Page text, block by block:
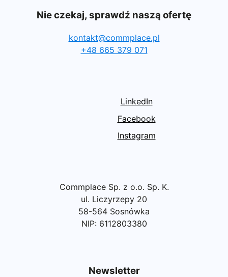
Nie czekaj, sprawdź naszą ofertę
kontakt@commplace.pl
+48 665 379 071
LinkedIn
Facebook
Instagram
Commplace Sp. z o.o. Sp. K.
ul. Liczyrzepy 20
58-564 Sosnówka
NIP: 6112803380
Newsletter